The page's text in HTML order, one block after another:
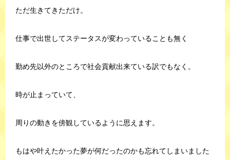
ただ生きてきただけ。
仕事で出世してステータスが変わっていることも無く
勤め先以外のところで社会貢献出来ている訳でもなく。
時が止まっていて、
周りの動きを傍観しているように思えます。
もはや叶えたかった夢が何だったのかも忘れてしまいました